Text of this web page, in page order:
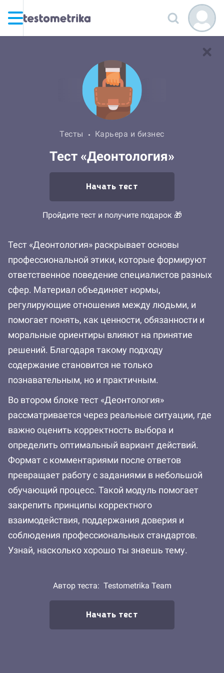
Тесты Карьера и бизнес
Тест «Деонтология»
Начать тест
Пройдите тест и получите подарок 🎁
Тест «Деонтология» раскрывает основы
профессиональной этики, которые формируют
ответственное поведение специалистов разных
сфер. Материал объединяет нормы,
регулирующие отношения между людьми, и
помогает понять, как ценности, обязанности и
моральные ориентиры влияют на принятие
решений. Благодаря такому подходу
содержание становится не только
познавательным, но и практичным.
Во втором блоке тест «Деонтология»
рассматривается через реальные ситуации, где
важно оценить корректность выбора и
определить оптимальный вариант действий.
Формат с комментариями после ответов
превращает работу с заданиями в небольшой
обучающий процесс. Такой модуль помогает
закрепить принципы корректного
взаимодействия, поддержания доверия и
соблюдения профессиональных стандартов.
Узнай, насколько хорошо ты знаешь тему.
Автор теста: Testometrika Team
Начать тест